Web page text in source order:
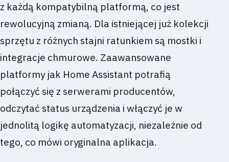
z każdą kompatybilną platformą, co jest
rewolucyjną zmianą. Dla istniejącej już kolekcji
sprzętu z różnych stajni ratunkiem są mostki i
integracje chmurowe. Zaawansowane
platformy jak Home Assistant potrafią
połączyć się z serwerami producentów,
odczytać status urządzenia i włączyć je w
jednolitą logikę automatyzacji, niezależnie od
tego, co mówi oryginalna aplikacja.